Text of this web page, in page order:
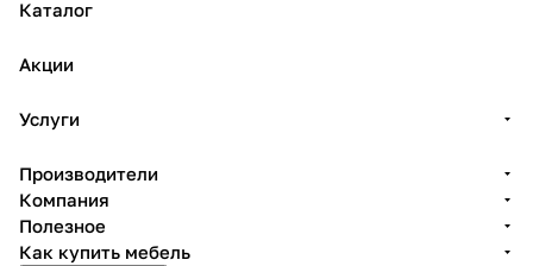
Каталог
Акции
Услуги
Производители
Компания
Полезное
Как купить мебель